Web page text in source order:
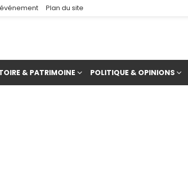
Plan du site
& PATRIMOINE POLITIQUE & OPINIONS